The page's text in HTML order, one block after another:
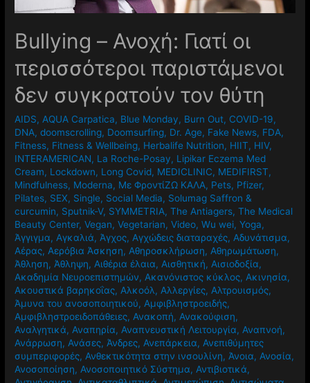
Βullying – Ανοχή: Γιατί οι
περισσότεροι παριστάμενοι
δεν συγκρατούν τον θύτη
AIDS, AQUA Carpatica, Blue Monday, Burn Out, COVID-19,
DNA,doomscrolling, Doomsurfing, Dr. Age, Fake News, FDA,
Fitness, Fitness & Wellbeing, Herbalife Nutrition, HIIT, HIV,
INTERAMERICAN, La Roche-Posay, Lipikar Eczema Med
Cream, Lockdown, Long Covid, MEDICLINIC, MEDIFIRST,
Mindfulness, Moderna, Mε ΦροντίΖΩ ΚΑΛΑ, Pets, Pfizer,
Pilates, SEX, Single, Social Media, Solumag Saffron &
curcumin, Sputnik-V, SYMMETRIA,The Antiagers,The Medical
Beauty Center,Vegan,Vegetarian,Video,Wu wei,Yoga,
Άγγιγμα, Αγκαλιά, Άγχος, Αγχώδεις διαταραχές, Αδυνάτισμα,
Αέρας, Αερόβια Άσκηση, Αθηροσκλήρωση, Αθηρωμάτωση,
Άθληση, Άθληψη, Αιθέρια έλαια, Αισθητική, Αισιοδοξία,
Ακαδημία Νευροεπιστημών, Ακανόνιστος κύκλος, Ακινησία,
Ακουστικά βαρηκοΐας, Αλκοόλ, Αλλεργίες, Αλτρουισμός,
Άμυνα του ανοσοποιητικού, Αμφιβληστροειδής,
Αμφιβληστροειδοπάθειες, Ανακοπή, Ανακούφιση,
Αναλγητικά, Αναπηρία, Αναπνευστική Λειτουργία, Αναπνοή,
Ανάρρωση, Ανάσες, Άνδρες, Ανεπάρκεια, Ανεπιθύμητες
συμπεριφορές, Ανθεκτικότητα στην ινσουλίνη, Άνοια, Ανοσία,
Ανοσοποίηση, Ανοσοποιητικό Σύστημα, Αντιβιοτικά,